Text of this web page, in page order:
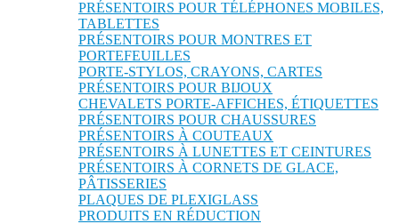
PRÉSENTOIRS POUR TÉLÉPHONES MOBILES,
TABLETTES
PRÉSENTOIRS POUR MONTRES ET
PORTEFEUILLES
PORTE-STYLOS, CRAYONS, CARTES
PRÉSENTOIRS POUR BIJOUX
CHEVALETS PORTE-AFFICHES, ÉTIQUETTES
PRÉSENTOIRS POUR CHAUSSURES
PRÉSENTOIRS À COUTEAUX
PRÉSENTOIRS À LUNETTES ET CEINTURES
PRÉSENTOIRS À CORNETS DE GLACE,
PÂTISSERIES
PLAQUES DE PLEXIGLASS
PRODUITS EN RÉDUCTION